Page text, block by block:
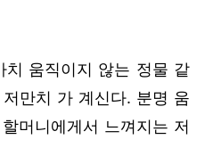
치 움직이지 않는 정물 같
만치 가 계신다. 분명 움
머니에게서 느껴지는 저